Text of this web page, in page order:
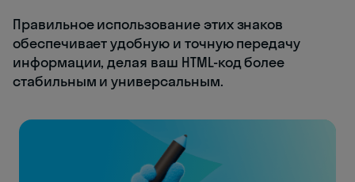
Правильное использование этих знаков
обеспечивает удобную и точную передачу
информации, делая ваш HTML-код более
стабильным и универсальным.